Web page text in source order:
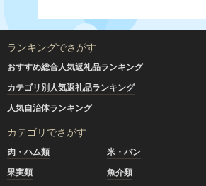
ランキングでさがす
おすすめ総合人気返礼品ランキング
カテゴリ別人気返礼品ランキング
人気自治体ランキング
カテゴリでさがす
肉・ハム類 米・パン
果実類
魚介類